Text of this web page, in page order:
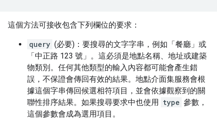
這個方法可接收包含下列欄位的要求：
query (必要)：要搜尋的文字字串，例如「餐廳」或
「中正路 123 號」。這必須是地點名稱、地址或建築
物類別。任何其他類型的輸入內容都可能會產生錯
誤，不保證會傳回有效的結果。地點介面集服務會根
據這個字串傳回候選相符項目，並會依據觀察到的關
聯性排序結果。如果搜尋要求中也使用 type 參數，
這個參數會成為選用項目。